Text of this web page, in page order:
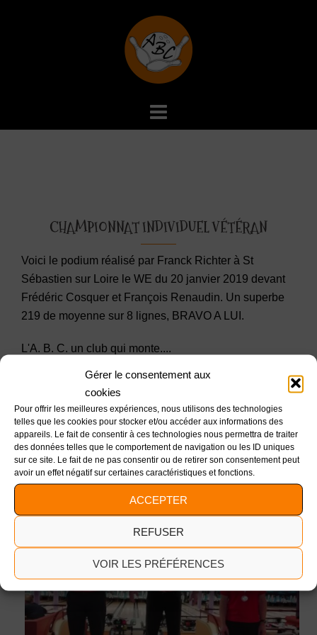
Gérer le consentement aux
cookies
Pour offrir les meilleures expériences, nous utilisons des technologies
telles que les cookies pour stocker et/ou accéder aux informations des
appareils. Le fait de consentir à ces technologies nous permettra de traiter
des données telles que le comportement de navigation ou les ID uniques
sur ce site. Le fait de ne pas consentir ou de retirer son consentement peut
avoir un effet négatif sur certaines caractéristiques et fonctions.
ACCEPTER
REFUSER
VOIR LES PRÉFÉRENCES
CHAMPIONNAT INDIVIDUEL VÉTÉRAN
Voici le podium réalisé par Franck Richter à St
Sébastien sur Loire le WE du 20 janvier 2019 devant
Frédéric Cosquer et François Renaudin. Un superbe
219 de moyenne sur 8 lignes, BRAVO A LUI.
L'A. B. C. un club qui monte....
Les résultats complets sont à consulter